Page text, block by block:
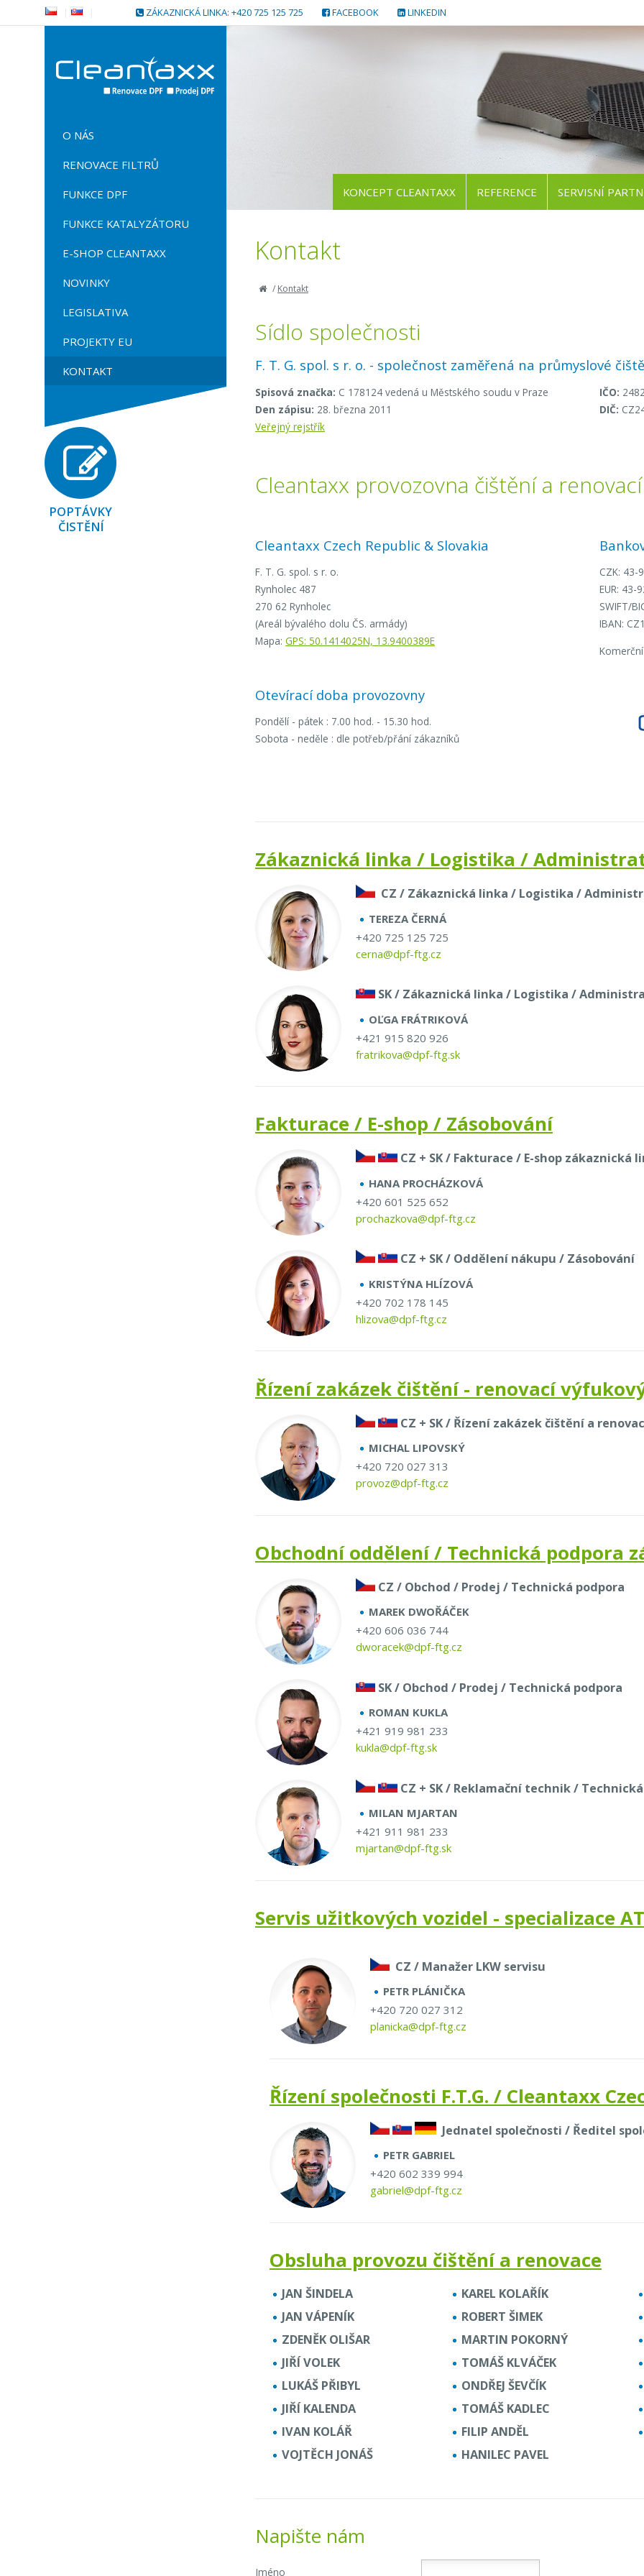
ZÁKAZNICKÁ LINKA: +420 725 125 725 FACEBOOK LINKEDIN
Kontakt
/Kontakt
Sídlo společnosti
F. T. G. spol. s r. o. - společnost zaměřená na průmyslové
Spisová značka: C 178124 vedená u Městského soudu v Praze
Den zápisu: 28. března 2011
Veřejný rejstřík
IČO:
DIČ:
Cleantaxx provozovna čištění a
Cleantaxx Czech Republic & Slovakia
F. T. G. spol. s r. o.
Rynholec 487
270 62 Rynholec
(Areál bývalého dolu ČS. armády)
Mapa: GPS: 50.1414025N, 13.9400389E
Otevírací doba provozovny
Pondělí - pátek : 7.00 hod. - 15.30 hod.
Sobota - neděle : dle potřeb/přání zákazníků
CZK: 43-
EUR: 43-
SWIFT/
IBAN:
Zákaznická linka / Logistika /
CZ / Zákaznická linka / Logistika /
TEREZA ČERNÁ
+420 725 125 725
cerna@dpf-ftg.cz
SK / Zákaznická linka / Logistika /
OĽGA FRÁTRIKOVÁ
+421 915 820 926
fratrikova@dpf-ftg.sk
Fakturace / E-shop / Zásobování
CZ + SK / Fakturace / E-shop zákaznická
HANA PROCHÁZKOVÁ
+420 601 525 652
prochazkova@dpf-ftg.cz
CZ + SK / Oddělení nákupu / Zásobování
KRISTÝNA HLÍZOVÁ
+420 702 178 145
hlizova@dpf-ftg.cz
Řízení zakázek čištění - renovací
CZ + SK / Řízení zakázek čištění a
MICHAL LIPOVSKÝ
+420 720 027 313
provoz@dpf-ftg.cz
Obchodní oddělení / Technická podpora
CZ / Obchod / Prodej / Technická podpora
MAREK DWOŘÁČEK
+420 606 036 744
dworacek@dpf-ftg.cz
SK / Obchod / Prodej / Technická podpora
ROMAN KUKLA
+421 919 981 233
kukla@dpf-ftg.sk
CZ + SK / Reklamační technik /
MILAN MJARTAN
+421 911 981 233
mjartan@dpf-ftg.sk
Servis užitkových vozidel - specializace
CZ / Manažer LKW servisu
PETR PLÁNIČKA
+420 720 027 312
planicka@dpf-ftg.cz
Řízení společnosti F.T.G. / Cleantaxx
Jednatel společnosti / Ředitel
PETR GABRIEL
+420 602 339 994
gabriel@dpf-ftg.cz
Obsluha provozu čištění a renovace
JAN ŠINDELA KAREL KOLAŘÍK
JAN VÁPENÍK
ROBERT ŠIMEK
ZDENĚK OLIŠAR
MARTIN POKORNÝ
JIŘÍ VOLEK
TOMÁŠ KLVÁČEK
LUKÁŠ PŘIBYL
ONDŘEJ ŠEVČÍK
JIŘÍ KALENDA
TOMÁŠ KADLEC
IVAN KOLÁŘ
FILIP ANDĚL
VOJTĚCH JONÁŠ
HANILEC PAVEL
Napište nám
Jméno
O NÁS
RENOVACE FILTRŮ
FUNKCE DPF
FUNKCE KATALYZÁTORU
E-SHOP CLEANTAXX
NOVINKY
LEGISLATIVA
PROJEKTY EU
KONTAKT
POPTÁVKY
ČISTĚNÍ
KONCEPT CLEANTAXX REFERENCE SERVISNÍ